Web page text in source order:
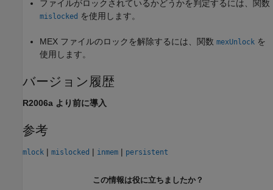
ファイルがロックされているかどうかを判定するには、関数
mislocked を使用します。
MEX ファイルのロックを解除するには、関数 mexUnlock を
使用します。
バージョン履歴
R2006a より前に導入
参考
mlock | mislocked | inmem | persistent
この情報は役に立ちましたか？